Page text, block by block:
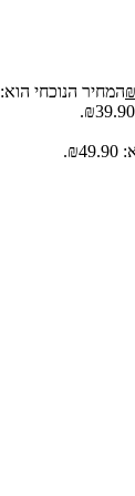
₪המחיר הנוכחי הוא: ₪39.90.